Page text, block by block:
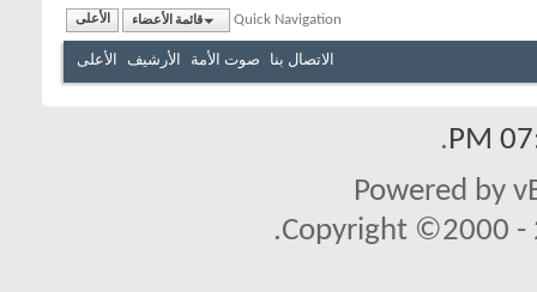
Quick Navigation قائمة الأعضاء الأعلى
الاتصال بنا صوت الأمة الأرشيف الأعلى
.
Powered by
Copyright ©2000 -